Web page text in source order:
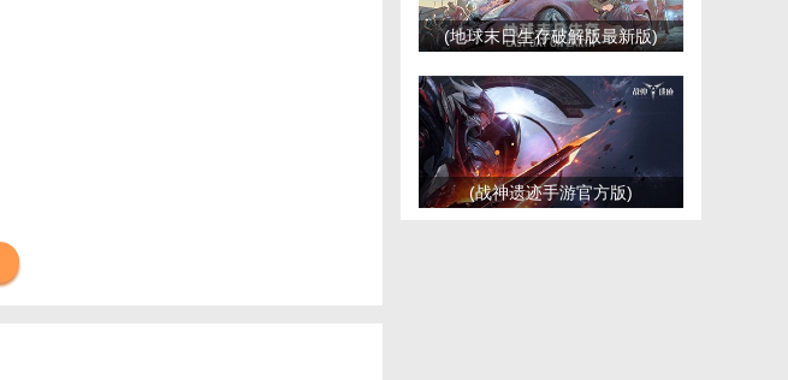
(地球末日生存破解版最新版)
(战神遗迹手游官方版)